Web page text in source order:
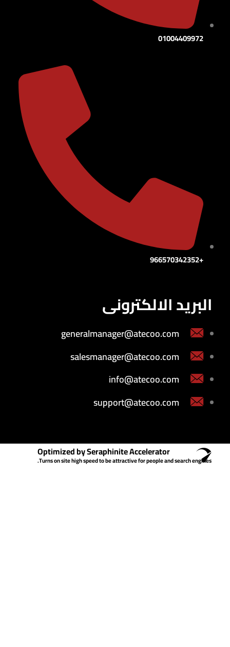
01004409972
+966570342352
البريد الالكترونى
generalmanager@atecoo.com
salesmanager@atecoo.com
info@atecoo.com
support@atecoo.com
Optimized by Seraphinite Accelerator
Turns on site high speed to be attractive for people and search engines.